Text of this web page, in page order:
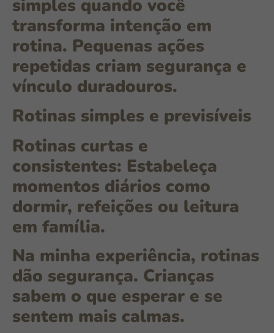
simples quando você
transforma intenção em
rotina. Pequenas ações
repetidas criam segurança e
vínculo duradouros.
Rotinas simples e previsíveis
Rotinas curtas e
consistentes: Estabeleça
momentos diários como
dormir, refeições ou leitura
em família.
Na minha experiência, rotinas
dão segurança. Crianças
sabem o que esperar e se
sentem mais calmas.